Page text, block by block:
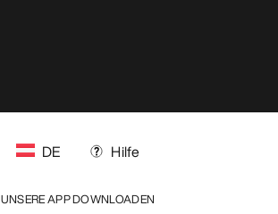
DE Hilfe
UNSERE APP DOWNLOADEN